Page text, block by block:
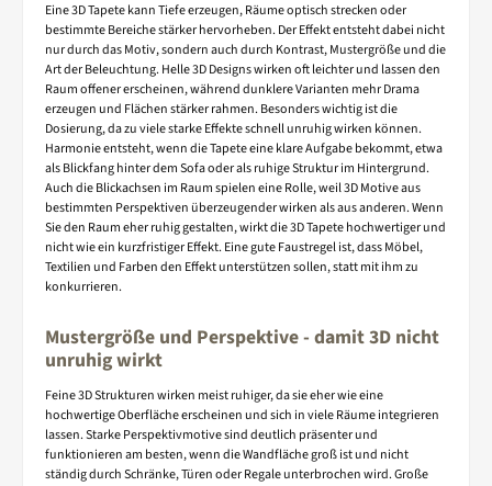
Eine 3D Tapete kann Tiefe erzeugen, Räume optisch strecken oder
bestimmte Bereiche stärker hervorheben. Der Effekt entsteht dabei nicht
nur durch das Motiv, sondern auch durch Kontrast, Mustergröße und die
Art der Beleuchtung. Helle 3D Designs wirken oft leichter und lassen den
Raum offener erscheinen, während dunklere Varianten mehr Drama
erzeugen und Flächen stärker rahmen. Besonders wichtig ist die
Dosierung, da zu viele starke Effekte schnell unruhig wirken können.
Harmonie entsteht, wenn die Tapete eine klare Aufgabe bekommt, etwa
als Blickfang hinter dem Sofa oder als ruhige Struktur im Hintergrund.
Auch die Blickachsen im Raum spielen eine Rolle, weil 3D Motive aus
bestimmten Perspektiven überzeugender wirken als aus anderen. Wenn
Sie den Raum eher ruhig gestalten, wirkt die 3D Tapete hochwertiger und
nicht wie ein kurzfristiger Effekt. Eine gute Faustregel ist, dass Möbel,
Textilien und Farben den Effekt unterstützen sollen, statt mit ihm zu
konkurrieren.
Mustergröße und Perspektive - damit 3D nicht
unruhig wirkt
Feine 3D Strukturen wirken meist ruhiger, da sie eher wie eine
hochwertige Oberfläche erscheinen und sich in viele Räume integrieren
lassen. Starke Perspektivmotive sind deutlich präsenter und
funktionieren am besten, wenn die Wandfläche groß ist und nicht
ständig durch Schränke, Türen oder Regale unterbrochen wird. Große